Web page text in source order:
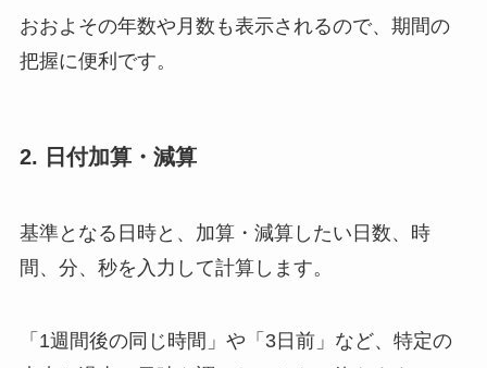
おおよその年数や月数も表示されるので、期間の
把握に便利です。
2. 日付加算・減算
基準となる日時と、加算・減算したい日数、時
間、分、秒を入力して計算します。
「1週間後の同じ時間」や「3日前」など、特定の